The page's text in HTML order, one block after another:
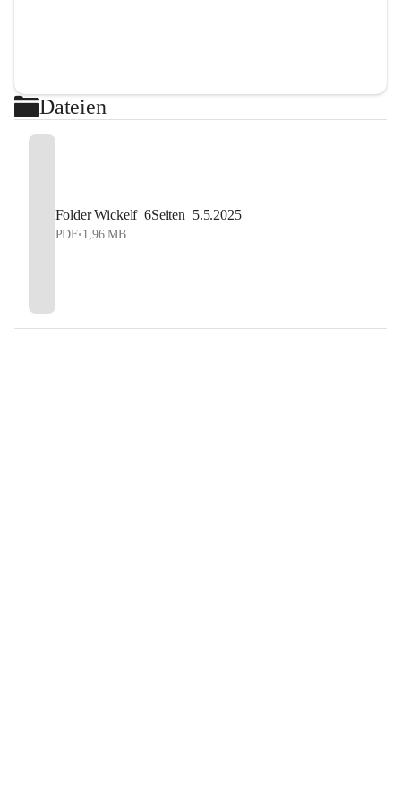
Dateien
Folder Wickelf_6Seiten_5.5.2025
PDF•1,96 MB